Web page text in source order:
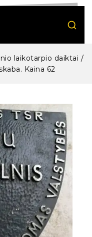
laikotarpio daiktai /
Kaina 62